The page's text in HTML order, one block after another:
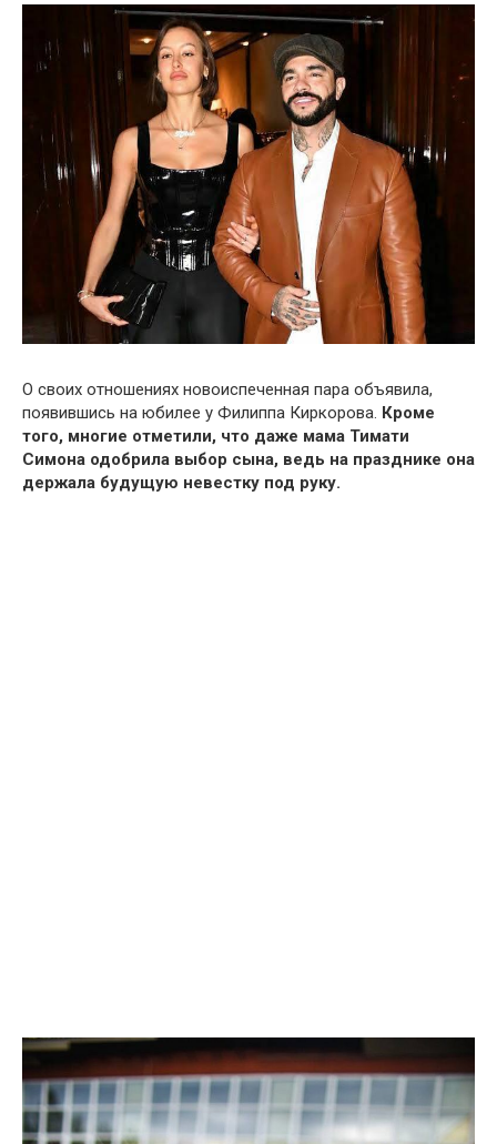
О своих отношениях новоиспеченная пара объявила,
появившись на юбилее у Филиппа Киркорова. Кроме
того, многие отметили, что даже мама Тимати
Симона одобрила выбор сына, ведь на празднике она
держала будущую невестку под руку.